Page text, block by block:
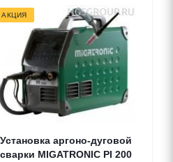
АКЦИЯ
Установка аргоно-дуговой
сварки MIGATRONIC PI 200